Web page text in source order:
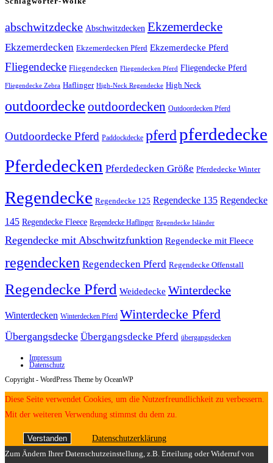
abschwitzdecke Abschwitzdecken Ekzemerdecke
Ekzemerdecken Ekzemerdecken Pferd Ekzemerdecke Pferd
Fliegendecke Fliegendecken Fliegendecken Pferd Fliegendecke Pferd
Fliegendecke Zebra Haflinger High-Neck Regendecke High Neck
outdoordecke outdoordecken Outdoordecken Pferd
Outdoordecke Pferd Paddockdecke pferdpferdedecke
Pferdedecken Pferdedecken Größe Pferdedecke Winter
Regendecke Regendecke 125 Regendecke 135 Regendecke
145 Regendecke Fleece Regendecke Haflinger Regendecke Isländer
Regendecke mit Abschwitzfunktion Regendecke mit Fleece
regendecken Regendecken Pferd Regendecke Offenstall
Regendecke Pferd Weidedecke Winterdecke
Winterdecken Winterdecken Pferd Winterdecke Pferd
Übergangsdecke Übergangsdecke Pferd übergangsdecken
Impressum
Datenschutz
Copyright - WordPress Theme by OceanWP
Diese Seite verwendet Cookies, um die Nutzerfreundlichkeit zu verbessern.
Mit der weiteren Verwendung stimmst du dem zu.
Verstanden
Datenschutzerklärung
Zum Ändern Ihrer Datenschutzeinstellung, z.B. Erteilung oder Widerruf von